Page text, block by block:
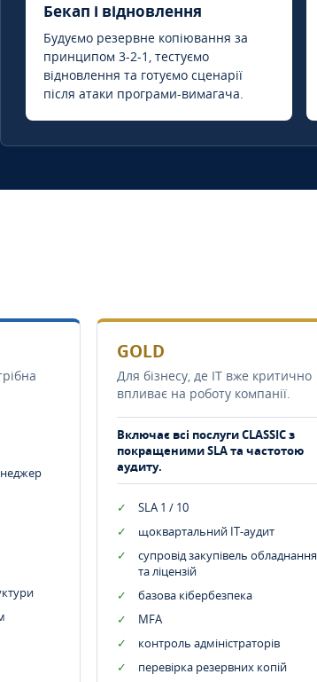
Бекап і відновлення
Будуємо резервне копіювання за
принципом 3-2-1, тестуємо
відновлення та готуємо сценарії
після атаки програми-вимагача.
GOLD
Для бізнесу, де IT вже критично
впливає на роботу компанії.
Включає всі послуги CLASSIC з
покращеними SLA та частотою
аудиту.
SLA 1 / 10
щоквартальний IT-аудит
супровід закупівель обладнання
та ліцензій
базова кібербезпека
MFA
контроль адміністраторів
перевірка резервних копій